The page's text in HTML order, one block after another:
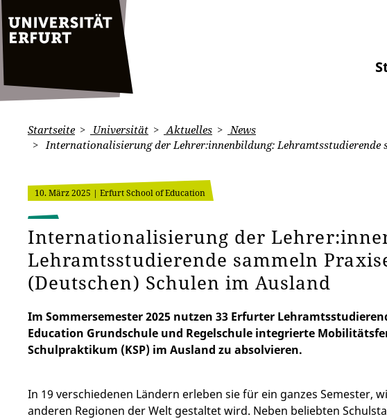
Startseite Universität Aktuelles
News
Internationalisierung der Lehrer:innenbildung: Lehramtsstudierende
10. März 2025 | Erfurt School of Education
Internationalisierung der
Lehramtsstudierende sammeln
(Deutschen) Schulen im Ausland
Im Sommersemester 2025 nutzen 33 Erfurter
Education Grundschule und Regelschule integrierte
Schulpraktikum (KSP) im Ausland zu absolvieren.
In 19 verschiedenen Ländern erleben sie für ein ganzes Semester,
anderen Regionen der Welt gestaltet wird. Neben beliebten